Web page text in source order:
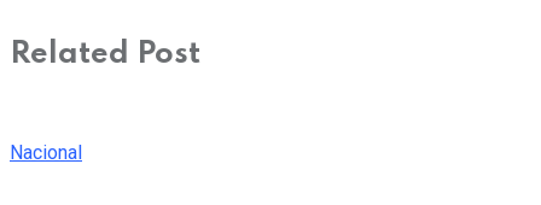
Related Post
Nacional